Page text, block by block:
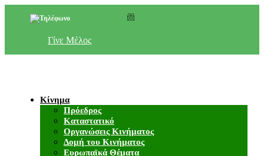
Γίνε Μέλος
Κίνημα
Πρόεδρος
Καταστατικό
Οργανώσεις Κινήματος
Δομή του Κινήματος
Ευρωπαϊκά Θέματα